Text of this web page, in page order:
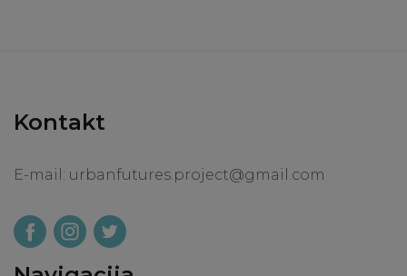
Kontakt
E-mail: urbanfutures.project@gmail.com